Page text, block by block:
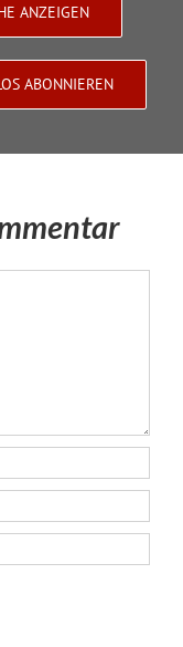
ANZEIGEN
ABONNIEREN